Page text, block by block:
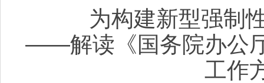
为构建新型强制
——解读《国务院办公
工作